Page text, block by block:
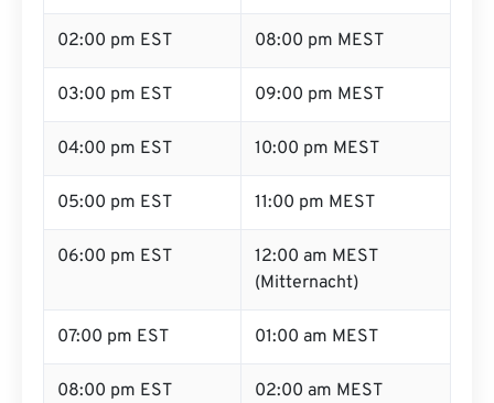
02:00 pm EST 08:00 pm MEST
03:00 pm EST 09:00 pm MEST
04:00 pm EST 10:00 pm MEST
05:00 pm EST 11:00 pm MEST
06:00 pm EST
12:00 am MEST
(Mitternacht)
07:00 pm EST 01:00 am MEST
08:00 pm EST 02:00 am MEST